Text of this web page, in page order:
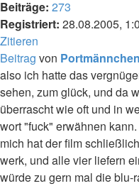
Beiträge: 273
Registriert: 28.08.2005,
Zitieren
Beitrag von Portmännchen
also ich hatte das
sehen, zum glück, und da
überrascht wie oft und in
wort "fuck" erwähnen kann.
mich hat der film
werk, und alle vier liefern
würde zu gern mal die blu-